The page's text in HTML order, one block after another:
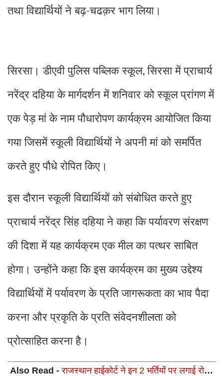
तथा विद्यार्थियों ने बढ़-चढक़र भाग लिया।
सिरसा। डीएवी पुलिस पब्लिक स्कूल,सिरसा में प्राचार्य
नरेंद्र दहिया के मार्गदर्शन में शनिवार को स्कूल प्रांगण में
एक पेड़ मां के नाम पौधारोपण कार्यक्रम आयोजित किया
गया जिसमें स्कूली विद्यार्थियों ने अपनी मां को समर्पित
करते हुए पौधे रोपित किए।
इस दौरान स्कूली विद्यार्थियों को संबोधित करते हुए
प्राचार्य नरेंद्र सिंह दहिया ने कहा कि पर्यावरण संरक्षण
की दिशा में यह कार्यक्रम एक मील का पत्थर साबित
होगा। उन्होंने कहा कि इस कार्यक्रम का मुख्य उद्देश्य
विद्यार्थियों में पर्यावरण के प्रति जागरूकता का भाव पैदा
करना और प्रकृति के प्रति संवेदनशीलता को
प्रोत्साहित करना है।
Also Read -राजस्थान हाईकोर्ट ने इन 2 भर्तियों पर लगाई रोक,